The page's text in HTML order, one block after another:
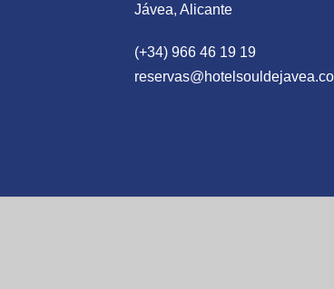
Jávea, Alicante
(+34) 966 46 19 19